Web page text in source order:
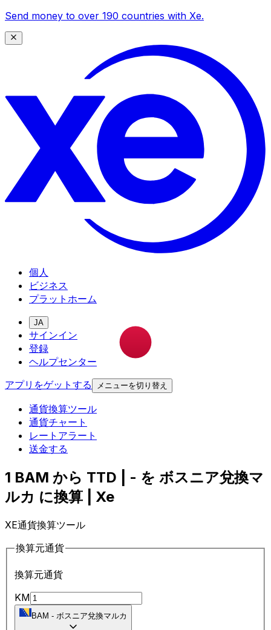
Send money to over 190 countries with Xe.
個人
ビジネス
プラットホーム
JA
サインイン
登録
ヘルプセンター
アプリをゲットする
メニューを切り替え
通貨換算ツール
通貨チャート
レートアラート
送金する
1 BAM から TTD | - を ボスニア兌換マ
ルカ に換算 | Xe
XE通貨換算ツール
換算元通貨
換算元通貨
KM
BAM - ボスニア兌換マルカ